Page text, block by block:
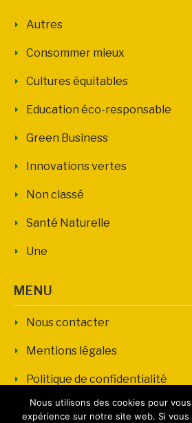
Autres
Consommer mieux
Cultures équitables
Education éco-responsable
Green Business
Innovations vertes
Non classé
Santé Naturelle
Une
MENU
Nous contacter
Mentions légales
Politique de confidentialité
Nous utilisons des cookies pour
expérience sur notre site web. Si